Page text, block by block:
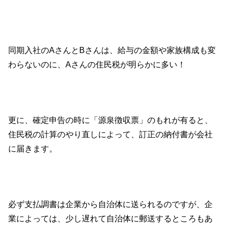
同期入社のAさんとBさんは、給与の金額や家族構成も変
わらないのに、Aさんの住民税が明らかに多い！
更に、確定申告の時に「源泉徴収票」のもれが有ると、
住民税の計算のやり直しによって、訂正の納付書が会社
に届きます。
必ず支払調書は企業から自治体に送られるのですが、企
業によっては、少し遅れて自治体に郵送するところもあ